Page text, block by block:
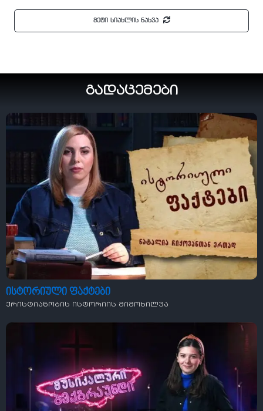
მეტი სიახლის ნახვა
გადაცემები
ისტორიული ფაქტები
ქრისტიანობის ისტორიის მიმოხილვა